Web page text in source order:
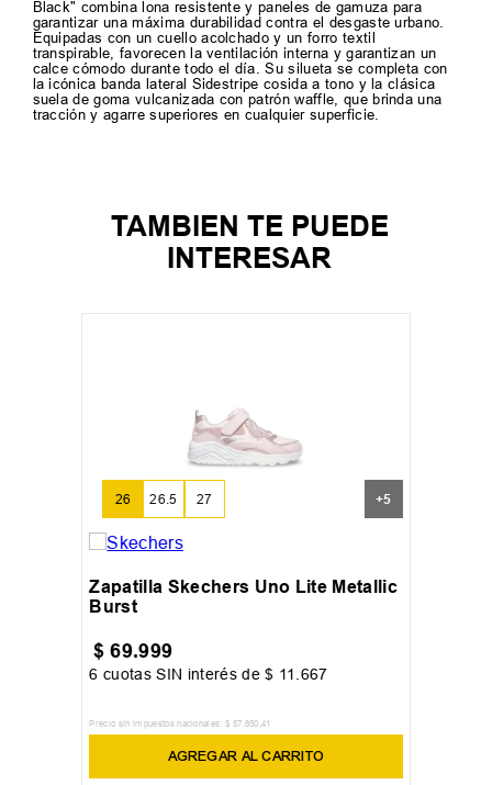
Black" combina lona resistente y paneles de gamuza para
garantizar una máxima durabilidad contra el desgaste urbano.
Equipadas con un cuello acolchado y un forro textil
transpirable, favorecen la ventilación interna y garantizan un
calce cómodo durante todo el día. Su silueta se completa con
la icónica banda lateral Sidestripe cosida a tono y la clásica
suela de goma vulcanizada con patrón waffle, que brinda una
tracción y agarre superiores en cualquier superficie.
TAMBIEN TE PUEDE
INTERESAR
26 26.5 27 +5
Zapatilla Skechers Uno Lite Metallic
Burst
$ 69.999
6 cuotas SIN interés de$ 11 667
Precio sin impuestos nacionales: $ 57.850 ,41
AGREGAR AL CARRITO